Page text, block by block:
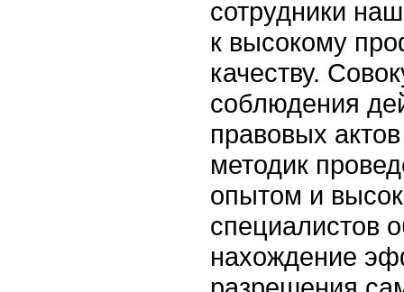
сотрудники
к высокому
качеству.
соблюдения
правовых
методик
опытом и
специалистов
нахождение